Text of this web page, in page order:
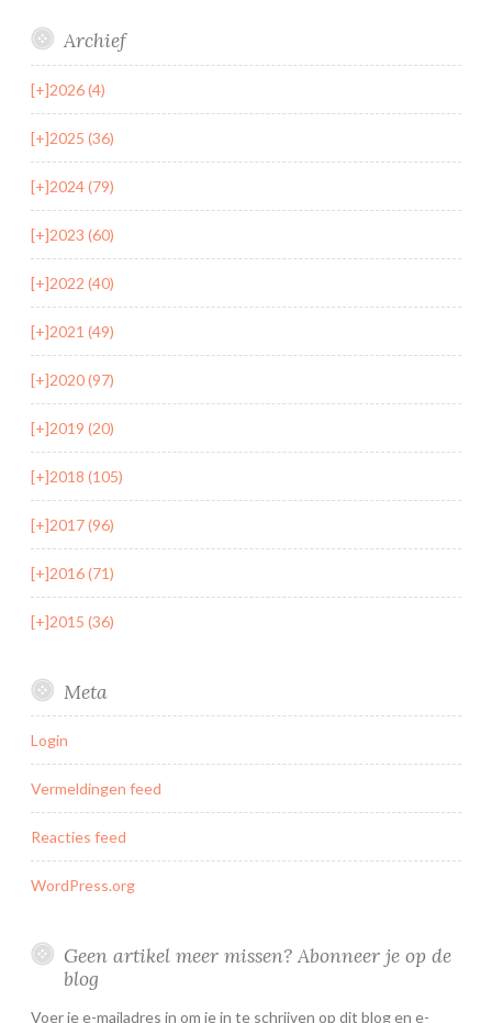
Archief
[+]2026 (4)
[+]2025 (36)
[+]2024 (79)
[+]2023 (60)
[+]2022 (40)
[+]2021 (49)
[+]2020 (97)
[+]2019 (20)
[+]2018 (105)
[+]2017 (96)
[+]2016 (71)
[+]2015 (36)
Meta
Login
Vermeldingen feed
Reacties feed
WordPress.org
Geen artikel meer missen? Abonneer je op de
blog
Voer je e-mailadres in om je in te schrijven op dit blog en e-